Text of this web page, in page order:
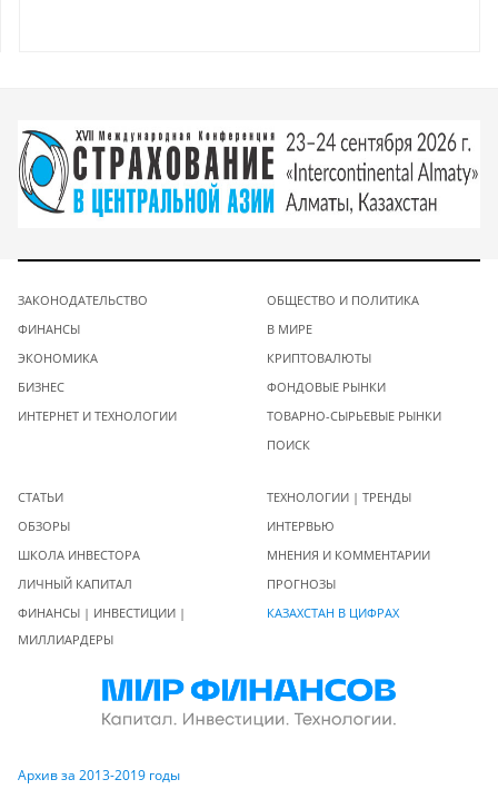
ЗАКОНОДАТЕЛЬСТВО
ФИНАНСЫ
ЭКОНОМИКА
БИЗНЕС
ИНТЕРНЕТ И ТЕХНОЛОГИИ
ОБЩЕСТВО И ПОЛИТИКА
В МИРЕ
КРИПТОВАЛЮТЫ
ФОНДОВЫЕ РЫНКИ
ТОВАРНО-СЫРЬЕВЫЕ РЫНКИ
ПОИСК
СТАТЬИ
ОБЗОРЫ
ШКОЛА ИНВЕСТОРА
ЛИЧНЫЙ КАПИТАЛ
ФИНАНСЫ | ИНВЕСТИЦИИ |
МИЛЛИАРДЕРЫ
ТЕХНОЛОГИИ | ТРЕНДЫ
ИНТЕРВЬЮ
МНЕНИЯ И КОММЕНТАРИИ
ПРОГНОЗЫ
КАЗАХСТАН В ЦИФРАХ
Архив за 2013-2019 годы